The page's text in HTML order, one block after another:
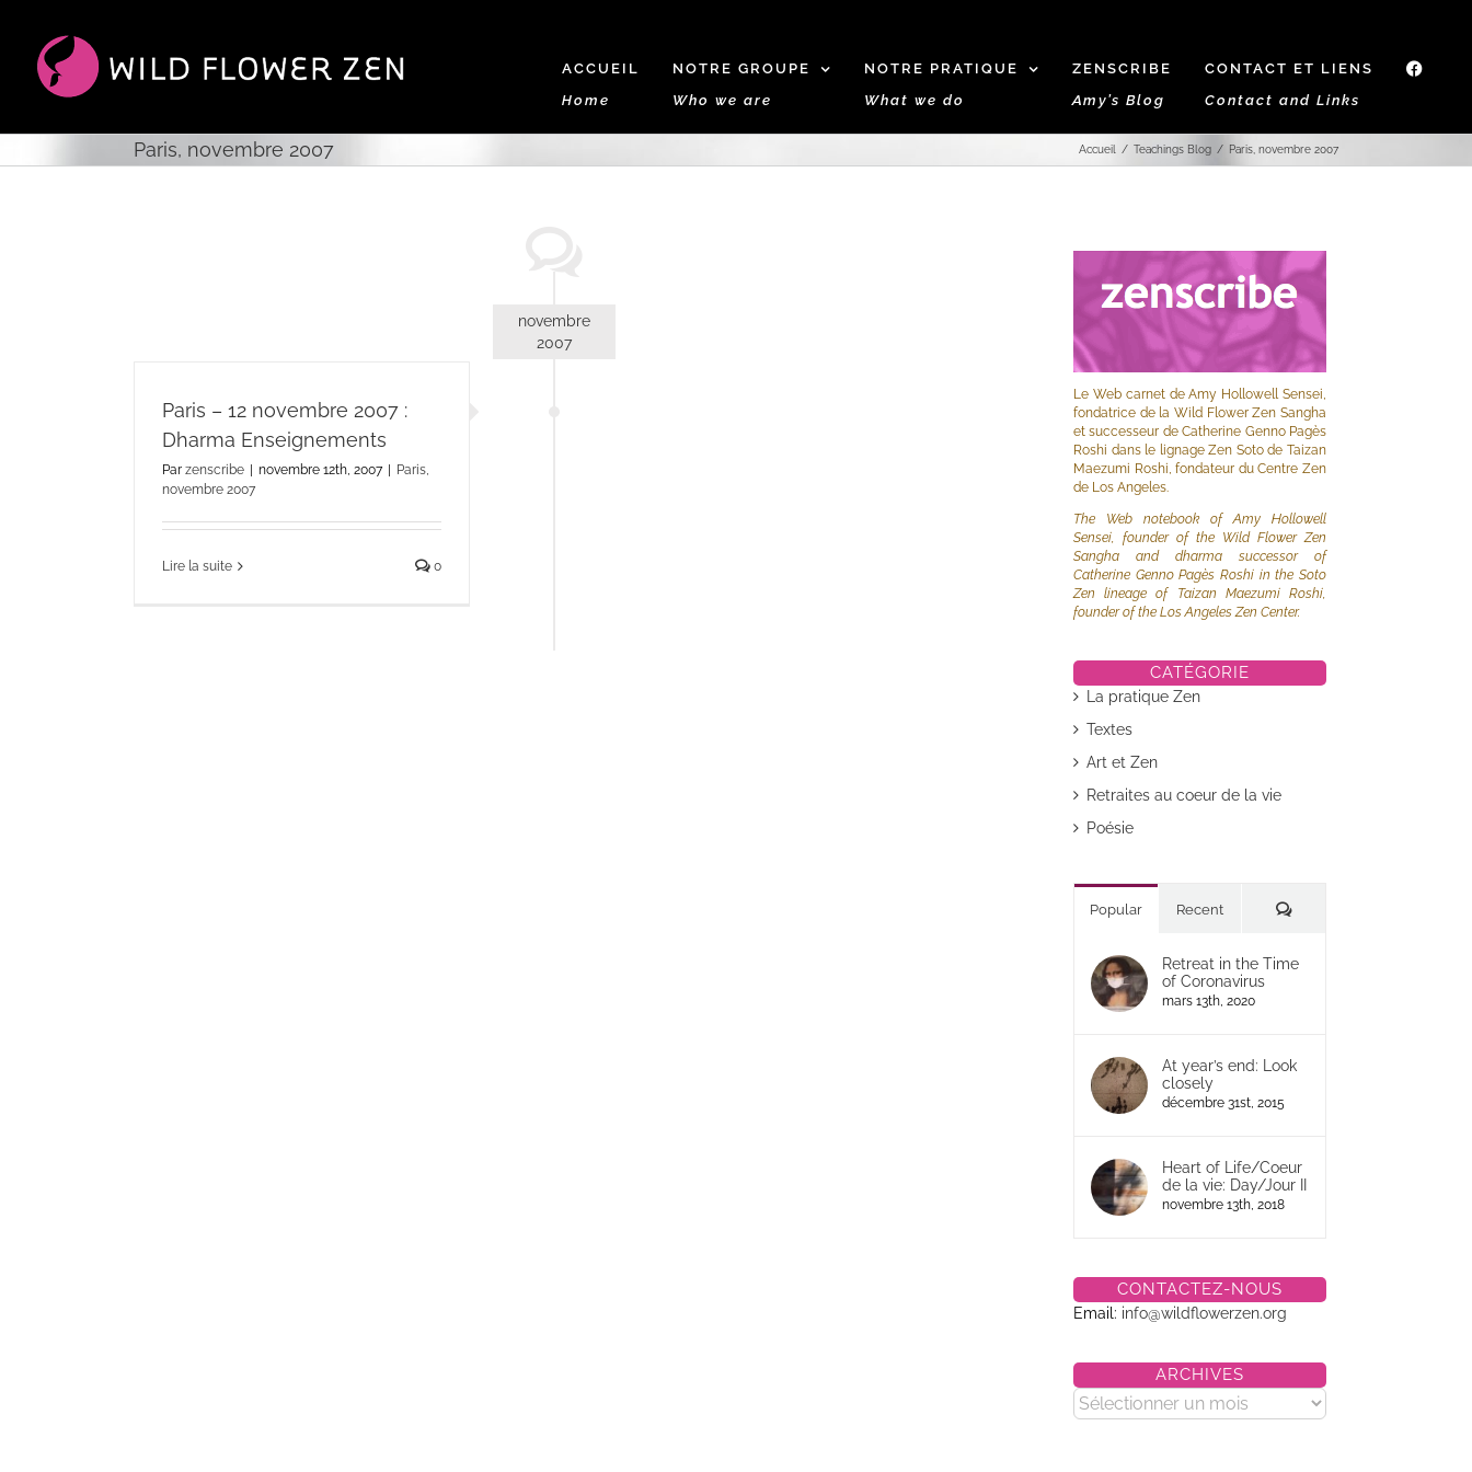
contenu
ACCUEIL
Home
NOTRE GROUPE
Who we are
NOTRE PRATIQUE
What we do
ZENSCRIBE
Amy’s Blog
CONTACT ET LIENS
Contact and Links
Paris, novembre 2007 Accueil Teachings Blog Paris, novembre 2007
novembre
2007
Paris – 12 novembre 2007 :
Dharma Enseignements
Par zenscribe | novembre 12th, 2007 | Paris,
novembre 2007
Lire la suite 0
Le Web carnet de Amy Hollowell Sensei,
fondatrice de la Wild Flower Zen Sangha
et successeur de Catherine Genno Pagès
Roshi dans le lignage Zen Soto de Taizan
Maezumi Roshi, fondateur du Centre Zen
de Los Angeles.
The Web notebook of Amy Hollowell
Sensei, founder of the Wild Flower Zen
Sangha and dharma successor of
Catherine Genno Pagès Roshi in the Soto
Zen lineage of Taizan Maezumi Roshi,
founder of the Los Angeles Zen Center.
CATÉGORIE
La pratique Zen
Textes
Art et Zen
Retraites au coeur de la vie
Poésie
Popular Recent Commentaires
Retreat in the Time
of Coronavirus
mars 13th, 2020
At year’s end: Look
closely
décembre 31st, 2015
Heart of Life/Coeur
de la vie: Day/Jour II
novembre 13th, 2018
CONTACTEZ-NOUS
Email: info@wildflowerzen.org
ARCHIVES
Archives